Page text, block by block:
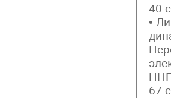
40
•
67